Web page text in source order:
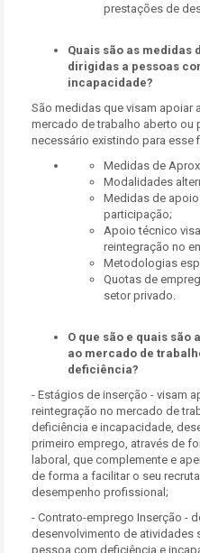
prestações de
Quais são as medidas
dirigidas a pessoas
incapacidade?
São medidas que visam apoiar
mercado de trabalho aberto ou
necessário existindo para esse
Medidas de
Modalidades
Medidas de
participação;
Apoio técnico
reintegração no
Metodologias
Quotas de
setor privado.
O que são e quais são
ao mercado de
deficiência?
- Estágios de inserção - visam
reintegração no mercado de
deficiência e incapacidade,
primeiro emprego, através de
laboral, que complemente e
de forma a facilitar o seu
desempenho profissional;
- Contrato-emprego Inserção -
desenvolvimento de atividades
pessoa com deficiência e